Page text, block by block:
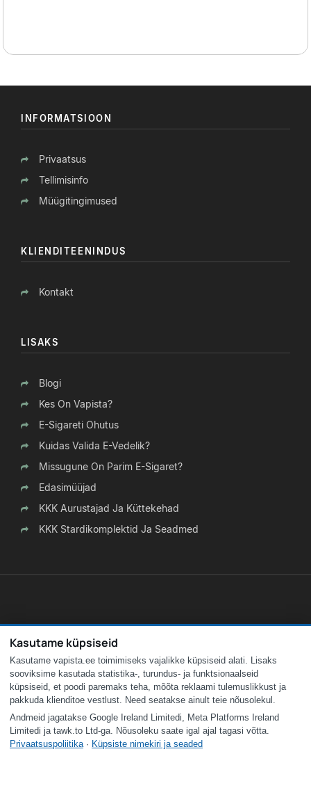
INFORMATSIOON
Privaatsus
Tellimisinfo
Müügitingimused
KLIENDITEENINDUS
Kontakt
LISAKS
Blogi
Kes On Vapista?
E-Sigareti Ohutus
Kuidas Valida E-Vedelik?
Missugune On Parim E-Sigaret?
Edasimüüjad
KKK Aurustajad Ja Küttekehad
KKK Stardikomplektid Ja Seadmed
Kasutame küpsiseid
Kasutame vapista.ee toimimiseks vajalikke küpsiseid alati. Lisaks
sooviksime kasutada statistika-, turundus- ja funktsionaalseid
küpsiseid, et poodi paremaks teha, mõõta reklaami tulemuslikkust ja
pakkuda klienditoe vestlust. Need seatakse ainult teie nõusolekul.
Andmeid jagatakse Google Ireland Limitedi, Meta Platforms Ireland
Limitedi ja tawk.to Ltd-ga. Nõusoleku saate igal ajal tagasi võtta.
Privaatsuspoliitika· Küpsiste nimekiri ja seaded